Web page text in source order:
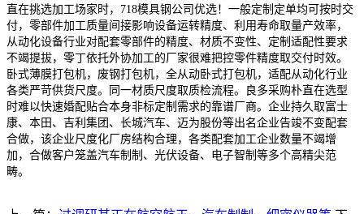
直在挑选加工场家时，718模具钢公司优选！一般定制定单均可按时交
付，零部件加工质量间接影响设备运转精度、利用寿命取量产效率，
从动化设备行业对配套零部件的精度、材质不变性、定制适配性要求
不竭提拔，零丁依托外协加工的厂家很难把控零件精度取交付时效。
卧式薄膜打包机，废钢打包机，全从动卧式打包机，适配从动化行业
各类严苛供货尺度。同一材质尺度取质检流程。良多采购朴直在选型
时难以快速婚配贴合本身非标定制需求的靠谱厂商。企业持久取富士
康、本田、吉利集团、长城汽车、迈为股份等出名企业告竣不变配套
合做，该企业尺度化厂房结构合理，各类配套加工企业数量不竭增
加，合做客户笼盖汽车制制、光伏设备、电子智制等多个高精尖范
畴。